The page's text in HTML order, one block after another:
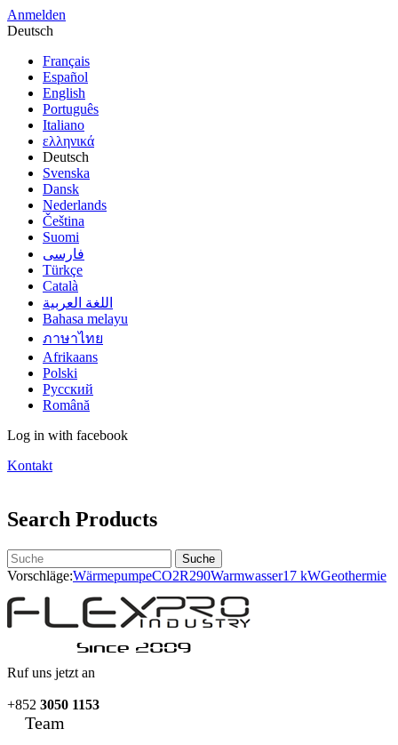
Anmelden
Deutsch
Français
Español
English
Português
Italiano
ελληνικά
Deutsch
Svenska
Dansk
Nederlands
Čeština
Suomi
فارسى
Türkçe
Català
اللغة العربية
Bahasa melayu
ภาษาไทย
Afrikaans
Polski
Русский
Română
Log in with facebook
Kontakt
Search Products
Suche
Vorschläge:WärmepumpeCO2R290Warmwasser17 kWGeothermie
Ruf uns jetzt an
+852 3050 1153
Team